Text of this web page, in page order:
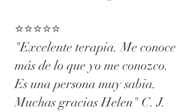
⭐⭐⭐⭐⭐
"Excelente terapia. Me conoce
más de lo que yo me conozco.
Es una persona muy sabia.
Muchas gracias Helen" C. J.